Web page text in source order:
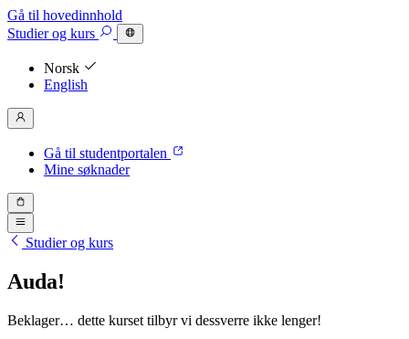
Gå til hovedinnhold
Studierog kurs
Norsk
English
Gå til studentportalen
Mine søknader
Studier og kurs
Auda!
Beklager… dette kurset tilbyr vi dessverre ikke lenger!